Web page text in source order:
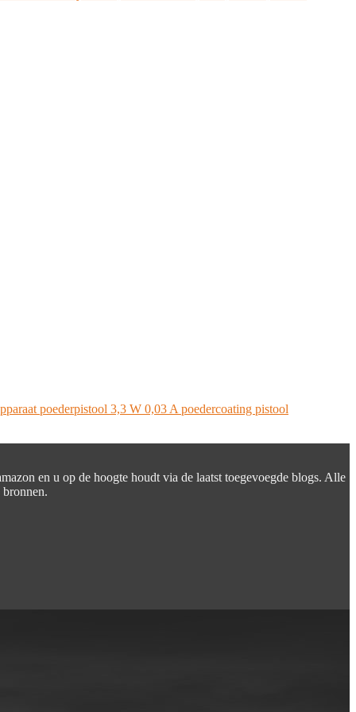
poederpistool 3,3 W 0,03 A poedercoating pistool
en u op de hoogte houdt via de laatst toegevoegde blogs. Alle